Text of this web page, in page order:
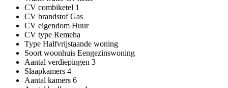
CV combiketel 1
CV brandstof Gas
CV eigendom Huur
CV type Remeha
Type Halfvrijstaande woning
Soort woonhuis Eengezinswoning
Aantal verdiepingen 3
Slaapkamers 4
Aantal kamers 6